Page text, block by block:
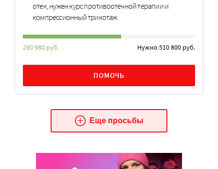
отек, нужен курс противоотечной терапии и
компрессионный трикотаж
290 980 руб. Нужно 510 800 руб.
ПОМОЧЬ
Еще просьбы